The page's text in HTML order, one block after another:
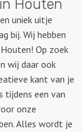
Houten
uniek uitje
bij. Wij hebben
Op zoek
wij daar ook
kant van je
tijdens een van
onze
Alles wordt je